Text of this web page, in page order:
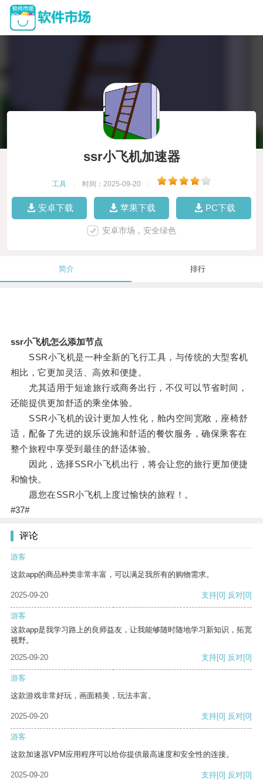
ssr小飞机加速器
工具 时间：2025-09-20
安卓下载 苹果下载 PC下载
安卓市场，安全绿色
简介 排行
ssr小飞机怎么添加节点
SSR小飞机是一种全新的飞行工具，与传统的大型客机
相比，它更加灵活、高效和便捷。
尤其适用于短途旅行或商务出行，不仅可以节省时间，
还能提供更加舒适的乘坐体验。
SSR小飞机的设计更加人性化，舱内空间宽敞，座椅舒
适，配备了先进的娱乐设施和舒适的餐饮服务，确保乘客在
整个旅程中享受到最佳的舒适体验。
因此，选择SSR小飞机出行，将会让您的旅行更加便捷
和愉快。
愿您在SSR小飞机上度过愉快的旅程！。
#37#
评论
游客
这款app的商品种类非常丰富，可以满足我所有的购物需求。
2025-09-20 支持[0] 反对[0]
游客
这款app是我学习路上的良师益友，让我能够随时随地学习新知识，拓宽
视野。
2025-09-20
支持[0] 反对[0]
游客
这款游戏非常好玩，画面精美，玩法丰富。
2025-09-20 支持[0] 反对[0]
游客
这款加速器VPM应用程序可以给你提供最高速度和安全性的连接。
2025-09-20 支持[0] 反对[0]